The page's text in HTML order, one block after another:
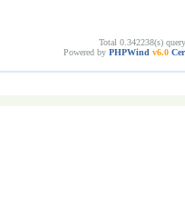
Total 0.342238(s)
Powered by PHPWind v6.0